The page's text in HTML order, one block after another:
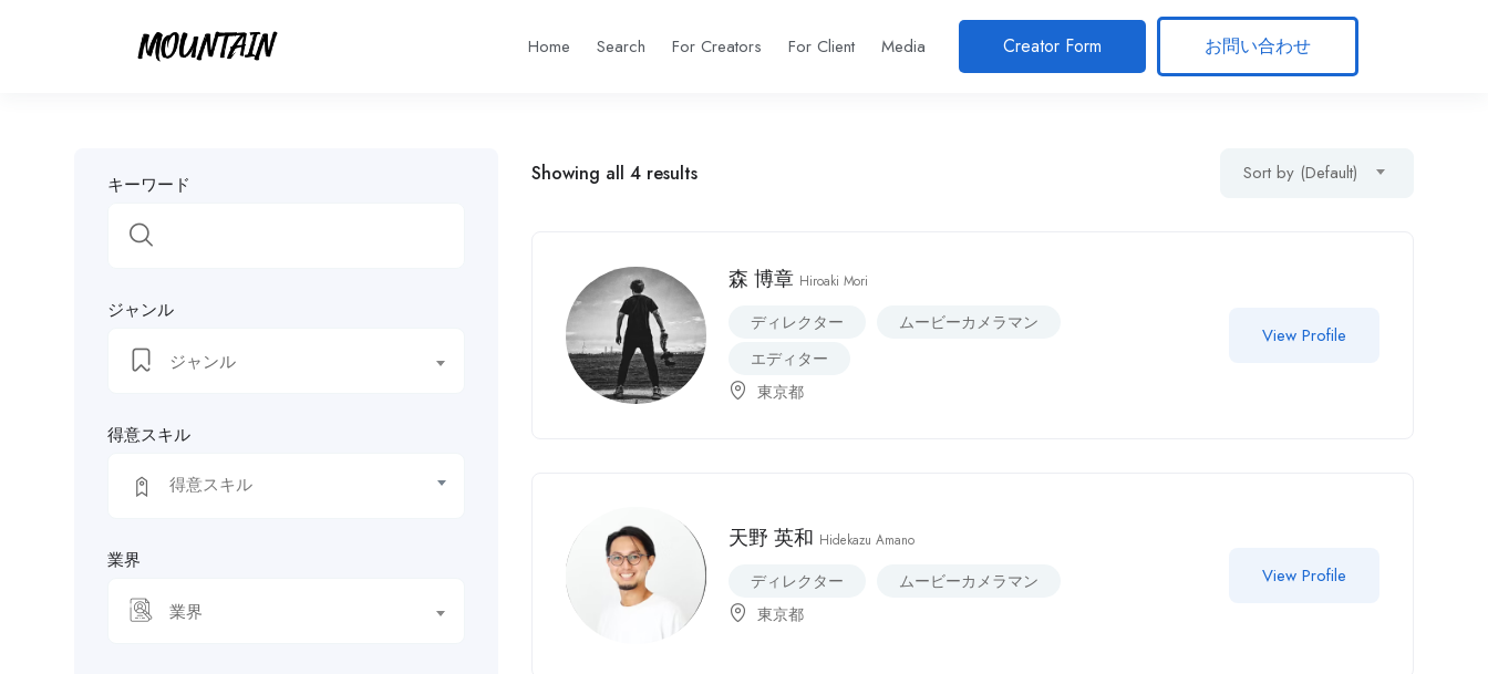
Home Search For Creators For Client Media Creator Form お問い合わせ
キーワード
ジャンル
ジャンル
得意スキル
業界
業界
Showing all 4 results Sort by (Default)
森 博章 Hiroaki Mori
ディレクター
ムービーカメラマン
エディター
東京都
View Profile
天野 英和 Hidekazu Amano
ディレクター
ムービーカメラマン
東京都
View Profile